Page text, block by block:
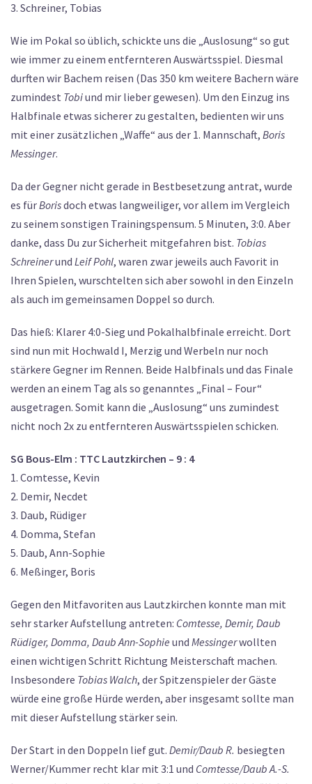
3. Schreiner, Tobias
Wie im Pokal so üblich, schickte uns die „Auslosung“ so gut
wie immer zu einem entfernteren Auswärtsspiel. Diesmal
durften wir Bachem reisen (Das 350 km weitere Bachern wäre
zumindest Tobiund mir lieber gewesen). Um den Einzug ins
Halbfinale etwas sicherer zu gestalten, bedienten wir uns
mit einer zusätzlichen „Waffe“ aus der 1. Mannschaft, Boris
Messinger.
Da der Gegner nicht gerade in Bestbesetzung antrat, wurde
es fürBorisdoch etwas langweiliger, vor allem im Vergleich
zu seinem sonstigen Trainingspensum. 5 Minuten, 3:0. Aber
danke, dass Du zur Sicherheit mitgefahren bist. Tobias
Schreinerund Leif Pohl, waren zwar jeweils auch Favorit in
Ihren Spielen, wurschtelten sich aber sowohl in den Einzeln
als auch im gemeinsamen Doppel so durch.
Das hieß: Klarer 4:0-Sieg und Pokalhalbfinale erreicht. Dort
sind nun mit Hochwald I, Merzig und Werbeln nur noch
stärkere Gegner im Rennen. Beide Halbfinals und das Finale
werden an einem Tag als so genanntes „Final – Four“
ausgetragen. Somit kann die „Auslosung“ uns zumindest
nicht noch 2x zu entfernteren Auswärtsspielen schicken.
SG Bous-Elm : TTC Lautzkirchen – 9 : 4
1. Comtesse, Kevin
2. Demir, Necdet
3. Daub, Rüdiger
4. Domma, Stefan
5. Daub, Ann-Sophie
6. Meßinger, Boris
Gegen den Mitfavoriten aus Lautzkirchen konnte man mit
sehr starker Aufstellung antreten: Comtesse, Demir, Daub
Rüdiger, Domma, Daub Ann-Sophie und Messingerwollten
einen wichtigen Schritt Richtung Meisterschaft machen.
Insbesondere Tobias Walch, der Spitzenspieler der Gäste
würde eine große Hürde werden, aber insgesamt sollte man
mit dieser Aufstellung stärker sein.
Der Start in den Doppeln lief gut. Demir/Daub R. besiegten
Werner/Kummer recht klar mit 3:1 und Comtesse/Daub A.-S.